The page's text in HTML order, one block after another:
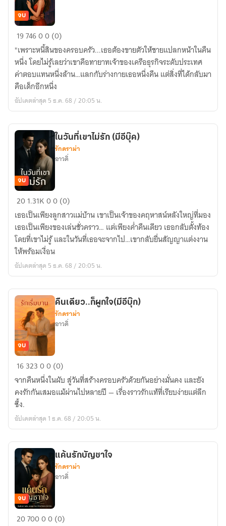
พันธะ
ซ่อน
รัก
ใต้
รอย
แค้น
จบ
1974600 (0)
"เพราะหนี้สินของครอบครัว...เธอต้องขายตัวให้ชายแปลกหน้าในคืน
หนึ่ง โดยไม่รู้เลยว่าเขาคือทายาทเจ้าของเครือธุรกิจระดับประเทศ
ค่าตอบแทนหนึ่งล้าน…แลกกับร่างกายเธอหนึ่งคืน แต่สิ่งที่ได้กลับมา
คือเด็กอีกหนึ่ง
อัปเดตล่าสุด 5 ธ.ค. 68 / 20:05 น.
ใน
ที่
เขา
ไม่
รัก
(มี
บุ๊ค)
จบ
ในวันที่เขาไม่รัก (มีอีบุ๊ค)
รักดราม่า
อาวดิ่
201.31K00 (0)
เธอเป็นเพียงลูกสาวแม่บ้าน เขาเป็นเจ้าของคฤหาสน์หลังใหญ่ที่มอง
เธอเป็นเพียงของเล่นชั่วคราว… แต่เพียงค่ำคืนเดียว เธอกลับตั้งท้อง
โดยที่เขาไม่รู้ และในวันที่เธอจะจากไป…เขากลับยื่นสัญญาแต่งงาน
ให้พร้อมเงื่อน
อัปเดตล่าสุด 5 ธ.ค. 68 / 20:05 น.
คืน
เดียว..ก็
ผูก
ใจ(มี
อี
บุ๊ก)
จบ
คืนเดียว..ก็ผูกใจ(มีอีบุ๊ก)
รักดราม่า
อาวดิ่
1632300 (0)
จากคืนหนึ่งในผับ สู่วันที่สร้างครอบครัวด้วยกันอย่างมั่นคง และยัง
คงรักกันเสมอแม้ผ่านไปหลายปี — เรื่องราวรักแท้ที่เรียบง่ายแต่ลึก
ซึ้ง.
อัปเดตล่าสุด 1 ธ.ค. 68 / 20:05 น.
แค้น
จบ
แค้นรักบัญชาใจ
รักดราม่า
อาวดิ่
2070000 (0)